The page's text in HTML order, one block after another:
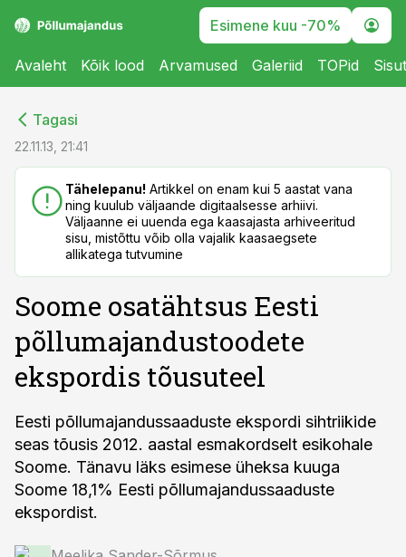
Esimene kuu -70%
Avaleht Kõik lood Arvamused Galeriid TOPid
Tagasi
22.11.13, 21:41
Tähelepanu! Artikkel on enam kui 5 aastat vana
ning kuulub väljaande digitaalsesse arhiivi.
Väljaanne ei uuenda ega kaasajasta arhiveeritud
sisu, mistõttu võib olla vajalik kaasaegsete
allikatega tutvumine
Soome osatähtsus Eesti
põllumajandustoodete
ekspordis tõusuteel
Eesti põllumajandussaaduste ekspordi sihtriikide
seas tõusis 2012. aastal esmakordselt esikohale
Soome. Tänavu läks esimese üheksa kuuga
Soome 18,1% Eesti põllumajandussaaduste
ekspordist.